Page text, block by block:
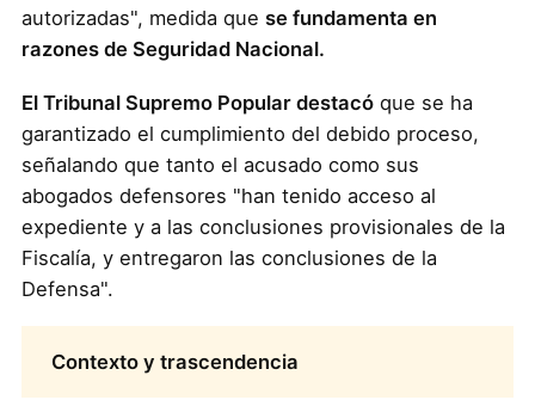
autorizadas", medida que se fundamenta en
razones de Seguridad Nacional.
El Tribunal Supremo Popular destacóque se ha
garantizado el cumplimiento del debido proceso,
señalando que tanto el acusado como sus
abogados defensores "han tenido acceso al
expediente y a las conclusiones provisionales de la
Fiscalía, y entregaron las conclusiones de la
Defensa".
Contexto y trascendencia